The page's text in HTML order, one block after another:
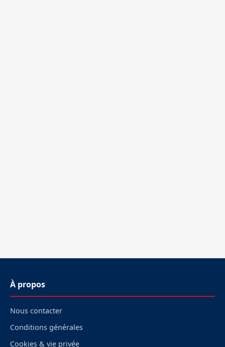
À propos
Nous contacter
Conditions générales
Cookies & vie privée